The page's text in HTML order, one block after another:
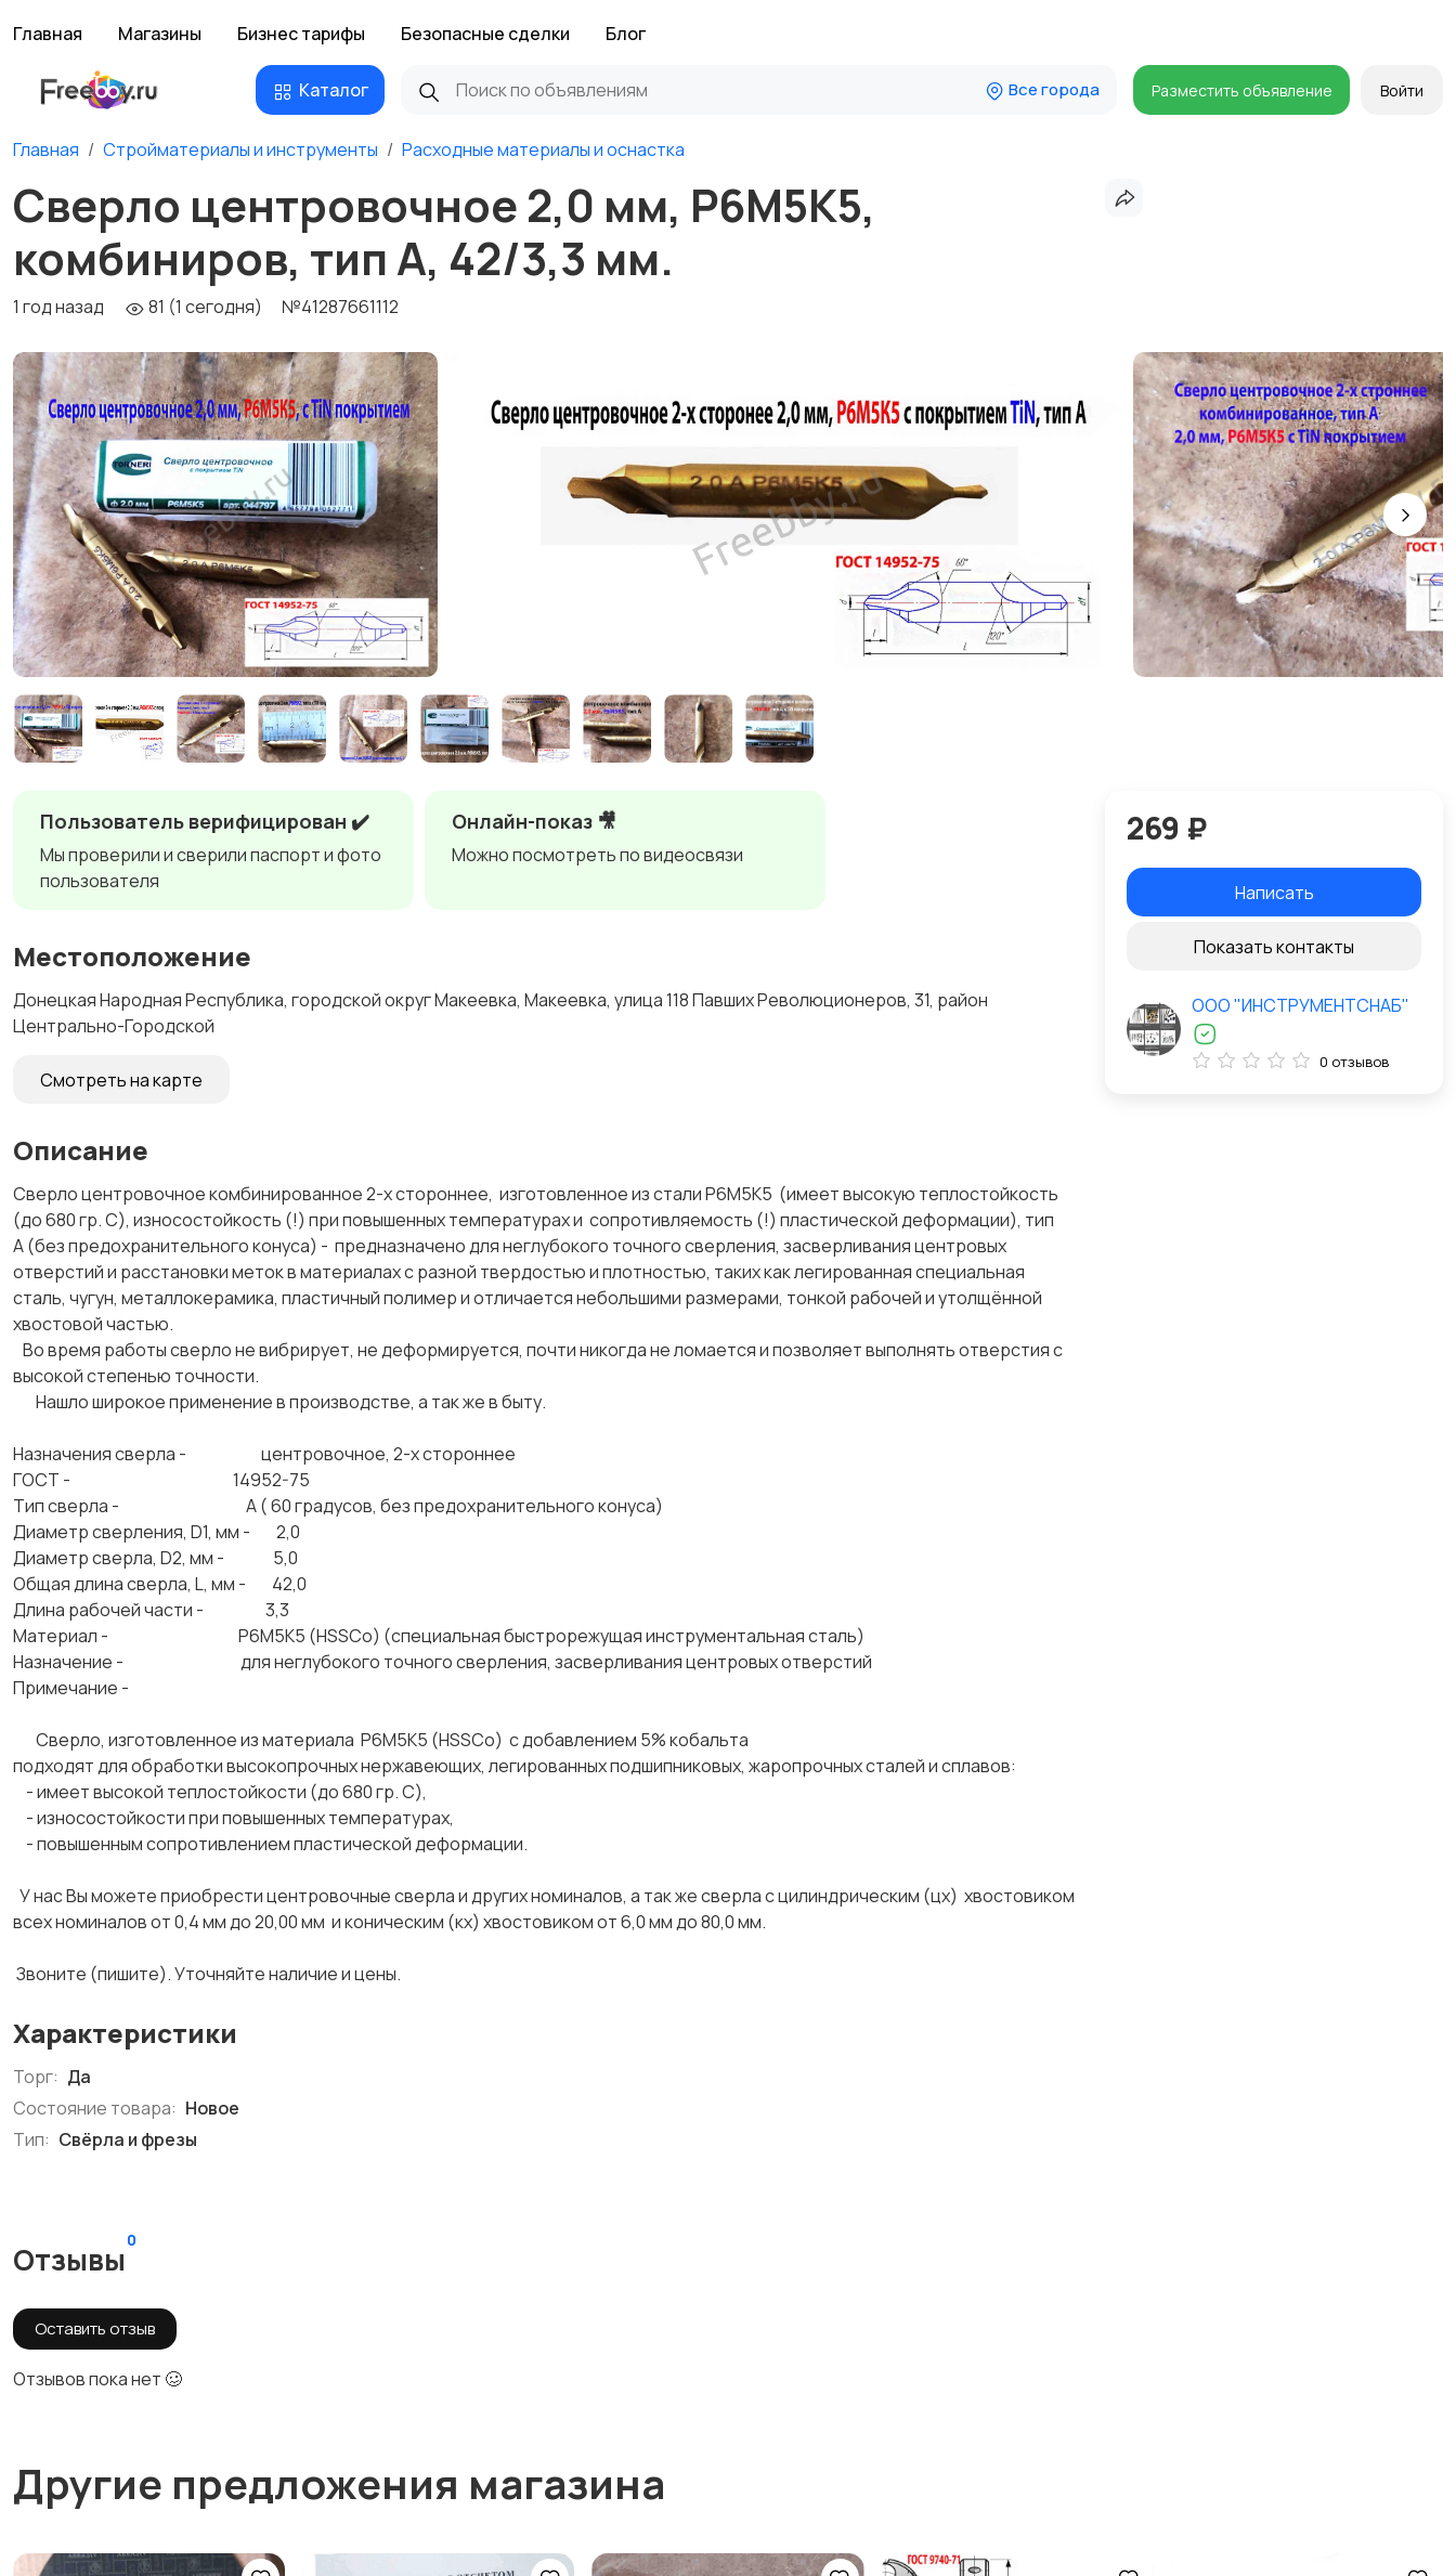
Главная Магазины Бизнес тарифы Безопасные сделки Блог
Каталог Все города Разместить объявление Войти
Главная Стройматериалы и инструменты Расходные материалы и оснастка
Сверло центровочное 2,0 мм, Р6М5К5,
комбиниров, тип А, 42/3,3 мм.
1 год назад 81 (1 сегодня) №41287661112
Пользователь верифицирован ✔️
Мы проверили и сверили паспорт и фото
пользователя
Онлайн-показ 🎥
Можно посмотреть по видеосвязи
Местоположение
Донецкая Народная Республика, городской округ Макеевка, Макеевка, улица 118 Павших Революционеров, 31, район
Центрально-Городской
Смотреть на карте
Описание
Сверло центровочное комбинированное 2-х стороннее, изготовленное из стали Р6М5К5 (имеет высокую теплостойкость
(до 680 гр. С), износостойкость (!) при повышенных температурах и сопротивляемость (!) пластической деформации), тип
А (без предохранительного конуса) - предназначено для неглубокого точного сверления, засверливания центровых
отверстий и расстановки меток в материалах с разной твердостью и плотностью, таких как легированная специальная
сталь, чугун, металлокерамика, пластичный полимер и отличается небольшими размерами, тонкой рабочей и утолщённой
хвостовой частью.
Во время работы сверло не вибрирует, не деформируется, почти никогда не ломается и позволяет выполнять отверстия с
высокой степенью точности.
Нашло широкое применение в производстве, а так же в быту.
Назначения сверла - центровочное, 2-х стороннее
ГОСТ - 14952-75
Тип сверла - А ( 60 градусов, без предохранительного конуса)
Диаметр сверления, D1, мм - 2,0
Диаметр сверла, D2, мм - 5,0
Общая длина сверла, L, мм - 42,0
Длина рабочей части - 3,3
Материал - Р6М5К5 (HSSCo) (специальная быстрорежущая инструментальная сталь)
Назначение - для неглубокого точного сверления, засверливания центровых отверстий
Примечание -
Сверло, изготовленное из материала Р6М5К5 (HSSCo) с добавлением 5% кобальта
подходят для обработки высокопрочных нержавеющих, легированных подшипниковых, жаропрочных сталей и сплавов:
- имеет высокой теплостойкости (до 680 гр. С),
- износостойкости при повышенных температурах,
- повышенным сопротивлением пластической деформации.
У нас Вы можете приобрести центровочные сверла и других номиналов, а так же сверла с цилиндрическим (цх) хвостовиком
всех номиналов от 0,4 мм до 20,00 мм и коническим (кх) хвостовиком от 6,0 мм до 80,0 мм.
Звоните (пишите). Уточняйте наличие и цены.
Характеристики
Торг: Да
Состояние товара: Новое
Тип: Свёрла и фрезы
Отзывы
0
Оставить отзыв
Отзывов пока нет 🥴
269 ₽
Написать
Показать контакты
ООО "ИНСТРУМЕНТСНАБ"
0 отзывов
Другие предложения магазина